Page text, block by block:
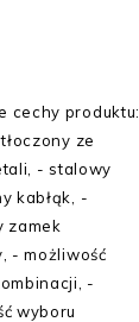
cechy produktu:
ze
- stalowy
kabłąk, -
zamek
- możliwość
-
wyboru